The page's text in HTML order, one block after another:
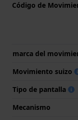
Código de
marca del
Movimiento suizo
Tipo de pantalla
Mecanismo